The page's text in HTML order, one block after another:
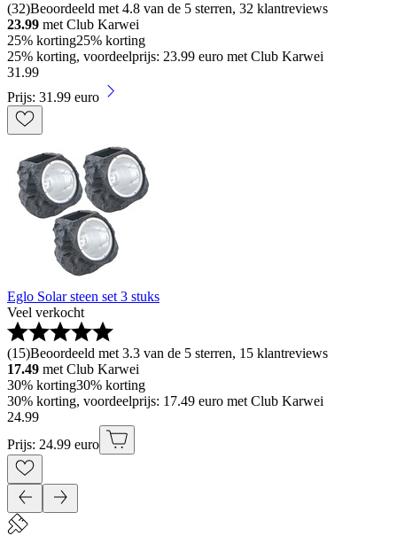
(32)Beoordeeld met 4.8 van de 5 sterren, 32 klantreviews
23.99 met Club Karwei
25% korting25% korting
25% korting, voordeelprijs: 23.99 euro met Club Karwei
31 .99
Prijs: 31.99 euro
Eglo Solar steen set 3 stuks
Veel verkocht
(15)Beoordeeld met 3.3 van de 5 sterren, 15 klantreviews
17.49 met Club Karwei
30% korting30% korting
30% korting, voordeelprijs: 17.49 euro met Club Karwei
24.99
Prijs: 24.99 euro